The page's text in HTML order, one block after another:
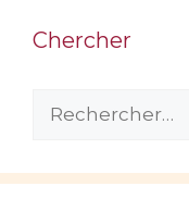
Chercher
Rechercher :